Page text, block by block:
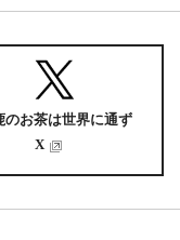
のお茶は世界に通ず
X